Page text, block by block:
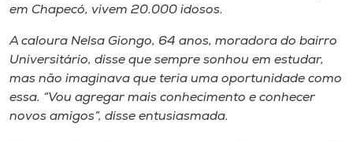
em Chapecó, vivem 20.000 idosos.
A caloura Nelsa Giongo, 64 anos, moradora do bairro
Universitário, disse que sempre sonhou em estudar,
mas não imaginava que teria uma oportunidade como
essa. “Vou agregar mais conhecimento e conhecer
novos amigos”, disse entusiasmada.